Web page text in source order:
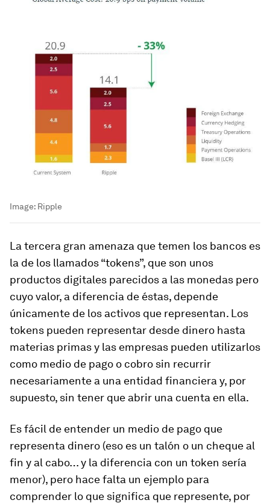
Image: Ripple
La tercera gran amenaza que temen los bancos es
la de los llamados “tokens”, que son unos
productos digitales parecidos a las monedas pero
cuyo valor, a diferencia de éstas, depende
únicamente de los activos que representan. Los
tokens pueden representar desde dinero hasta
materias primas y las empresas pueden utilizarlos
como medio de pago o cobro sin recurrir
necesariamente a una entidad financiera y, por
supuesto, sin tener que abrir una cuenta en ella.
Es fácil de entender un medio de pago que
representa dinero (eso es un talón o un cheque al
fin y al cabo… y la diferencia con un token sería
menor), pero hace falta un ejemplo para
comprender lo que significa que represente, por